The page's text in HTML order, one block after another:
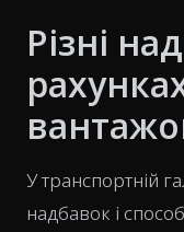
Різні
У транспортній
надбавок і